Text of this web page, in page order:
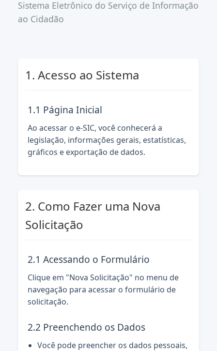
Sistema Eletrônico do Serviço de Informação
ao Cidadão
1. Acesso ao Sistema
1.1 Página Inicial
Ao acessar o e-SIC, você conhecerá a
legislação, informações gerais, estatísticas,
gráficos e exportação de dados.
2. Como Fazer uma Nova
Solicitação
2.1 Acessando o Formulário
Clique em "Nova Solicitação" no menu de
navegação para acessar o formulário de
solicitação.
2.2 Preenchendo os Dados
Você pode preencher os dados pessoais,